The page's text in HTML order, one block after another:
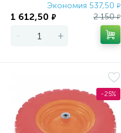
Экономия 537,50 ₽
1 612,50 ₽ 2 150₽
- +
-25%